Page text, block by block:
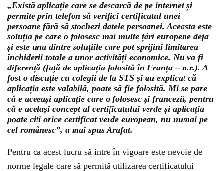
„Există aplicație care se descarcă de pe internet și
permite prin telefon să verifici certificatul unei
persoane fără să stochezi datele persoanei. Aceasta este
soluția pe care o folosesc mai multe țări europene deja
și este una dintre soluțiile care pot sprijini limitarea
închiderii totale a unor activități economice. Nu va fi
diferență (față de aplicația folosită în Franța – n.r.). A
fost o discuție cu colegii de la STS și au explicat că
aplicația este valabilă, poate să fie folosită. Mi se pare
că e aceeași aplicație care o folosesc și francezii, pentru
că e același concept al certificatului verde și aplicația
poate citi orice certificat verde european, nu numai pe
cel românesc”, a mai spus Arafat.
Pentru ca acest lucru să intre în vigoare este nevoie de
norme legale care să permită utilizarea certificatului